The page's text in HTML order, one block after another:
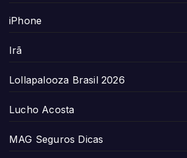
iPhone
Irã
Lollapalooza Brasil 2026
Lucho Acosta
MAG Seguros Dicas